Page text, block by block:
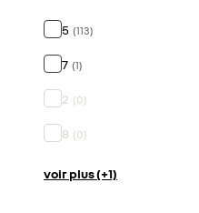
5 (113)
7 (1)
2 (0)
8 (0)
voir plus (+1)